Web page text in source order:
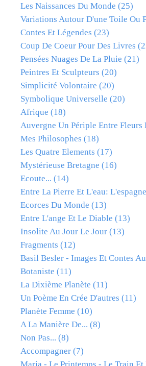
Les Naissances Du Monde (25)
Variations Autour D'une Toile Ou
Contes Et Légendes (23)
Coup De Coeur Pour Des Livres
Pensées Nuages De La Pluie (21)
Peintres Et Sculpteurs (20)
Simplicité Volontaire (20)
Symbolique Universelle (20)
Afrique (18)
Auvergne Un Périple Entre Fleurs
Mes Philosophes (18)
Les Quatre Elements (17)
Mystérieuse Bretagne (16)
Ecoute... (14)
Entre La Pierre Et L'eau:
Ecorces Du Monde (13)
Entre L'ange Et Le Diable (13)
Insolite Au Jour Le Jour (13)
Fragments (12)
Basil Besler - Images Et Contes
Botaniste (11)
La Dixième Planète (11)
Un Poème En Crée D'autres (11)
Planète Femme (10)
A La Manière De... (8)
Non Pas... (8)
Accompagner (7)